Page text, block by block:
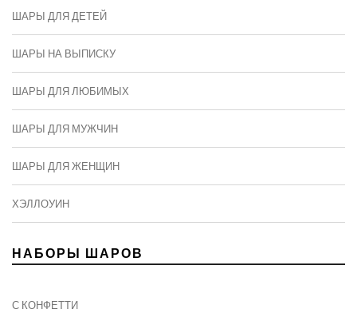
ШАРЫ ДЛЯ ДЕТЕЙ
ШАРЫ НА ВЫПИСКУ
ШАРЫ ДЛЯ ЛЮБИМЫХ
ШАРЫ ДЛЯ МУЖЧИН
ШАРЫ ДЛЯ ЖЕНЩИН
ХЭЛЛОУИН
НАБОРЫ ШАРОВ
С КОНФЕТТИ